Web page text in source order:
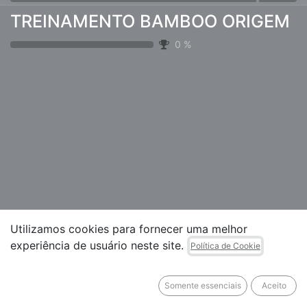
TREINAMENTO BAMBOO ORIGEM
0 %
Utilizamos cookies para fornecer uma melhor
experiência de usuário neste site.
Política de Cookie
Somente essenciais Aceito